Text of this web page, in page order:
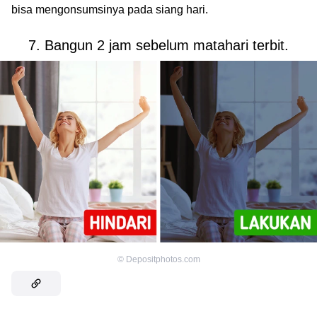
bisa mengonsumsinya pada siang hari.
7. Bangun 2 jam sebelum matahari terbit.
© Depositphotos.com